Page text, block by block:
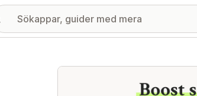
Galleri med utvalda bilder